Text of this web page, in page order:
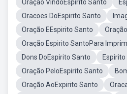
Oração VindoEspirito Santo
Oracoes DoEspirito Santo
Oração EEspirito Santo
Oração Espirito SantoPara
Dons DoEspirito Santo
Oração PeloEspirito Santo
Oração AoExpirito Santo